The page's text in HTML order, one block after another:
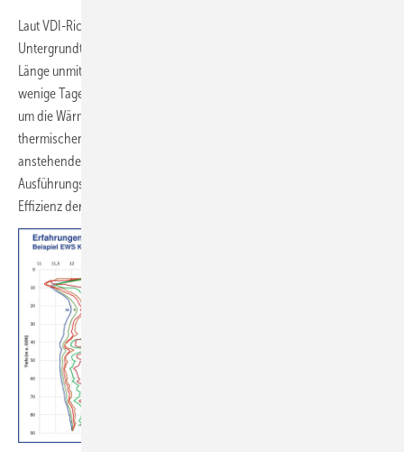
Laut VDI-Richtlinie 4640 Blatt 5 handelt es sich bei der „ungestörten
Untergrundtemperatur“ um den Temperaturmittelwert über die EWS-
Länge unmittelbar bei Beginn des Thermal-Response-Tests, der meist
wenige Tage nach der Ringraumverfüllung stattfindet. Dabei geht es
um die Wärmeleitfähigkeit des umgebenden Gesteins, den
thermischen Bohrlochwiderstand und die Wärmekapazität des
anstehenden Gesteins. Sie ist wichtig für die Absicherung der
Ausführungsqualität der EWS, ihrer Leistung und damit auch der
Effizienz der Wärmepumpe.